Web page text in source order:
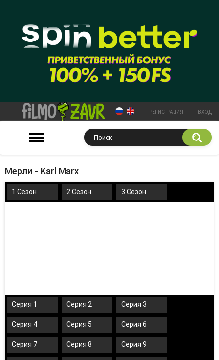
РЕГИСТРАЦИЯ ВХОД
Мерли - Karl Marx
1 Сезон 2 Сезон 3 Сезон
Серия 1 Серия 2 Серия 3
Серия 4 Серия 5 Серия 6
Серия 7 Серия 8 Серия 9